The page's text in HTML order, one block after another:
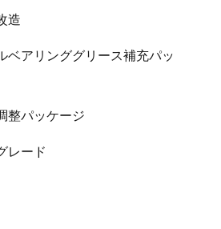
造
ベアリンググリース補充パッ
整パッケージ
レード